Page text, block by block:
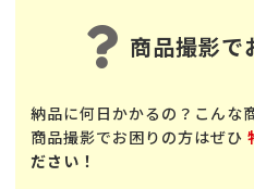
商品撮影で
納品に何日かかるの？こんな
商品撮影でお困りの方はぜひ
ださい！